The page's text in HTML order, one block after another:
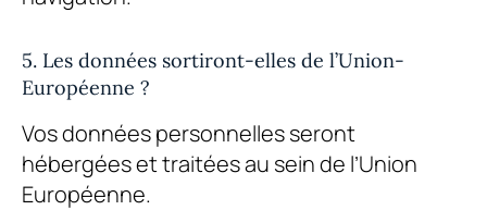
5. Les données sortiront-elles de l’Union-
Européenne ?
Vos données personnelles seront
hébergées et traitées au sein de l’Union
Européenne.